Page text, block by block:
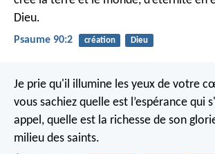
Dieu.
Psaume 90:2 création Dieu
Je prie qu'il illumine les yeux de votre
vous sachiez quelle est l’espérance qui
appel, quelle est la richesse de son
milieu des saints.